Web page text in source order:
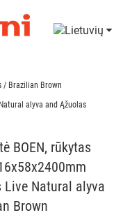
/ Brazilian Brown
alyva and Ąžuolas
BOEN, rūkytas
Natural alyva
Brown